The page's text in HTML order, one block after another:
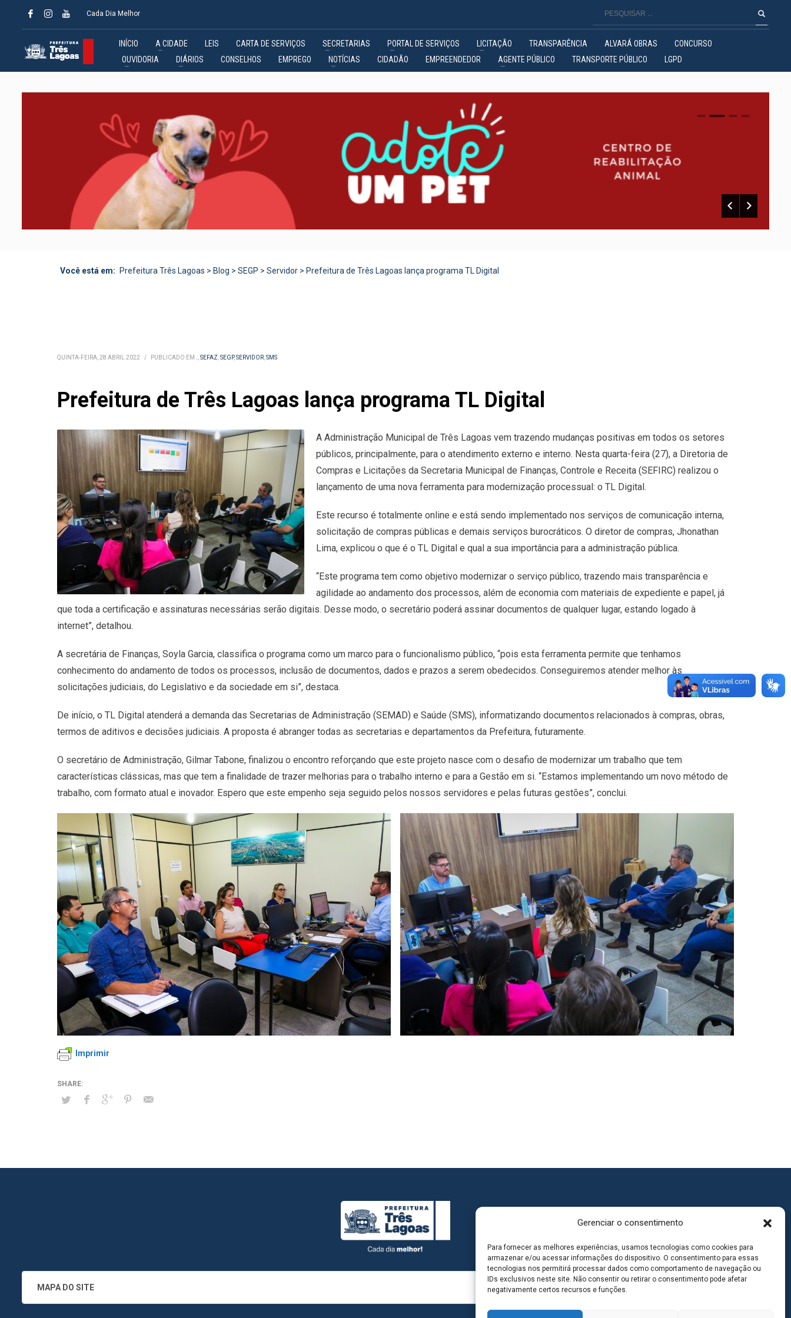
Gerenciar o consentimento
Para fornecer as melhores experiências, usamos tecnologias como cookies para
armazenar e/ou acessar informações do dispositivo. O consentimento para essas
tecnologias nos permitirá processar dados como comportamento de navegação ou
IDs exclusivos neste site. Não consentir ou retirar o consentimento pode afetar
negativamente certos recursos e funções.
Cada Dia Melhor
INÍCIO A CIDADE LEIS CARTA DE SERVIÇOS SECRETARIAS PORTAL DE SERVIÇOS LICITAÇÃO TRANSPARÊNCIA ALVARÁ OBRAS
CONCURSO
OUVIDORIA
DIÁRIOS CONSELHOS EMPREGO NOTÍCIAS CIDADÃO EMPREENDEDOR AGENTE PÚBLICO TRANSPORTE PÚBLICO LGPD
0 1 2
Você está em: Prefeitura Três Lagoas > Blog > SEGP > Servidor > Prefeitura de Três Lagoas lança programa TL Digital
QUINTA-FEIRA, 28 ABRIL 2022 / PUBLICADO EM .,SEFAZ,SEGP,SERVIDOR,SMS
Prefeitura de Três Lagoas lança programa TL Digital
A Administração Municipal de Três Lagoas vem trazendo mudanças positivas em todos os setores
públicos, principalmente, para o atendimento externo e interno. Nesta quarta-feira (27), a Diretoria de
Compras e Licitações da Secretaria Municipal de Finanças, Controle e Receita (SEFIRC) realizou o
lançamento de uma nova ferramenta para modernização processual: o TL Digital.
Este recurso é totalmente online e está sendo implementado nos serviços de comunicação interna,
solicitação de compras públicas e demais serviços burocráticos. O diretor de compras, Jhonathan
Lima, explicou o que é o TL Digital e qual a sua importância para a administração pública.
“Este programa tem como objetivo modernizar o serviço público, trazendo mais transparência e
agilidade ao andamento dos processos, além de economia com materiais de expediente e papel, já
que toda a certificação e assinaturas necessárias serão digitais. Desse modo, o secretário poderá assinar documentos de qualquer lugar, estando logado à
internet”, detalhou.
A secretária de Finanças, Soyla Garcia, classifica o programa como um marco para o funcionalismo público, “pois esta ferramenta permite que tenhamos
conhecimento do andamento de todos os processos, inclusão de documentos, dados e prazos a serem obedecidos. Conseguiremos atender melhor às
solicitações judiciais, do Legislativo e da sociedade em si”, destaca.
De início, o TL Digital atenderá a demanda das Secretarias de Administração (SEMAD) e Saúde (SMS), informatizando documentos relacionados à compras, obras,
termos de aditivos e decisões judiciais. A proposta é abranger todas as secretarias e departamentos da Prefeitura, futuramente.
O secretário de Administração, Gilmar Tabone, finalizou o encontro reforçando que este projeto nasce com o desafio de modernizar um trabalho que tem
características clássicas, mas que tem a finalidade de trazer melhorias para o trabalho interno e para a Gestão em si. “Estamos implementando um novo método de
trabalho, com formato atual e inovador. Espero que este empenho seja seguido pelos nossos servidores e pelas futuras gestões”, conclui.
Imprimir
MAPA DO SITE